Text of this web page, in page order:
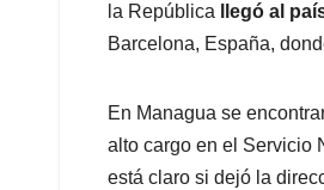
la República
llegó al
Barcelona, España,
En Managua se
alto cargo en el Servicio
está claro si dejó la